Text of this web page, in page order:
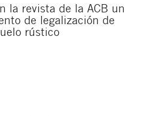
la revista de la ACB un
de legalización de
rústico